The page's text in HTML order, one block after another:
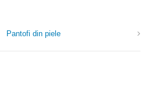
Pantofi din piele